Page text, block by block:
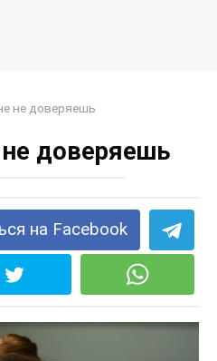
не доверяешь
доверяешь
на Facebook